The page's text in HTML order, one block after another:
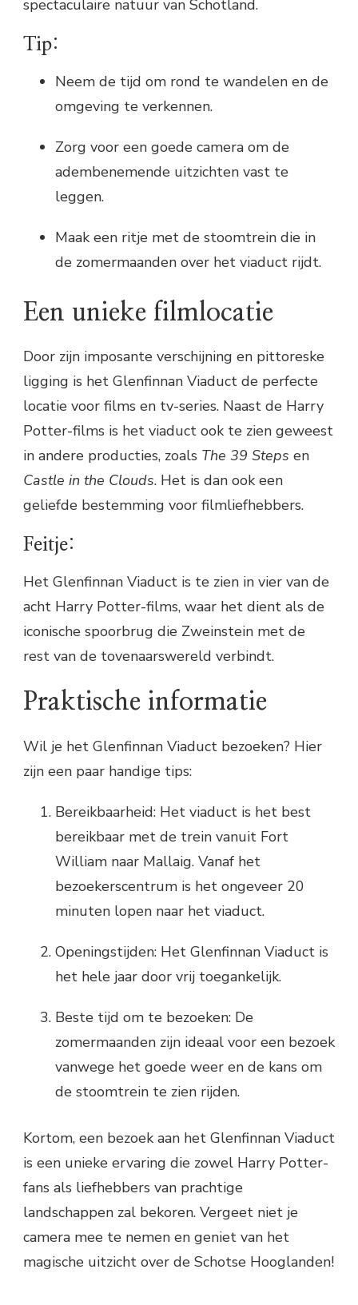
spectaculaire natuur van Schotland.
Tip:
Neem de tijd om rond te wandelen en de
omgeving te verkennen.
Zorg voor een goede camera om de
adembenemende uitzichten vast te
leggen.
Maak een ritje met de stoomtrein die in
de zomermaanden over het viaduct rijdt.
Een unieke filmlocatie
Door zijn imposante verschijning en pittoreske
ligging is het Glenfinnan Viaduct de perfecte
locatie voor films en tv-series. Naast de Harry
Potter-films is het viaduct ook te zien geweest
in andere producties, zoals The 39 Steps en
Castle in the Clouds. Het is dan ook een
geliefde bestemming voor filmliefhebbers.
Feitje:
Het Glenfinnan Viaduct is te zien in vier van de
acht Harry Potter-films, waar het dient als de
iconische spoorbrug die Zweinstein met de
rest van de tovenaarswereld verbindt.
Praktische informatie
Wil je het Glenfinnan Viaduct bezoeken? Hier
zijn een paar handige tips:
Bereikbaarheid: Het viaduct is het best
bereikbaar met de trein vanuit Fort
William naar Mallaig. Vanaf het
bezoekerscentrum is het ongeveer 20
minuten lopen naar het viaduct.
Openingstijden: Het Glenfinnan Viaduct is
het hele jaar door vrij toegankelijk.
Beste tijd om te bezoeken: De
zomermaanden zijn ideaal voor een bezoek
vanwege het goede weer en de kans om
de stoomtrein te zien rijden.
Kortom, een bezoek aan het Glenfinnan Viaduct
is een unieke ervaring die zowel Harry Potter-
fans als liefhebbers van prachtige
landschappen zal bekoren. Vergeet niet je
camera mee te nemen en geniet van het
magische uitzicht over de Schotse Hooglanden!